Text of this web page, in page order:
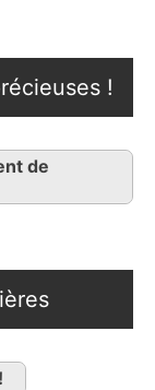
!
de